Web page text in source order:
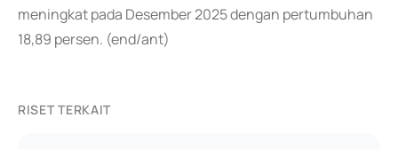
meningkat pada Desember 2025 dengan pertumbuhan
18,89 persen. (end/ant)
RISET TERKAIT